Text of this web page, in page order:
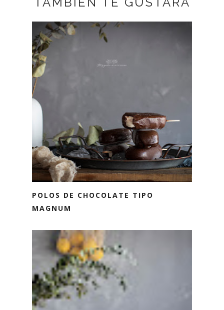
POLOS DE CHOCOLATE TIPO
MAGNUM